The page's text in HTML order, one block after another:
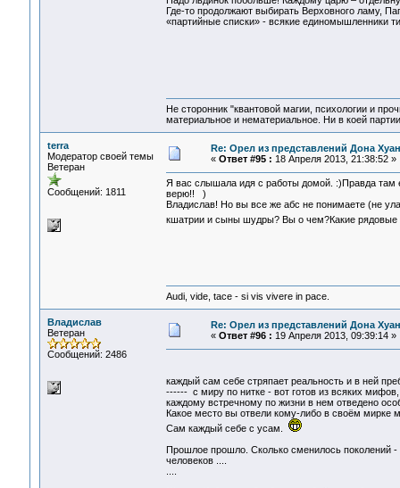
Где-то продолжают выбирать Верховного ламу,
«партийные списки» - всякие единомышленники
Не сторонник "квантовой магии, психологии и
материальное и нематериальное. Ни в коей
terra
Модератор своей темы
Ветеран
Сообщений: 1811
Re: Орел из представлений Дона
« Ответ #95 : 18 Апреля 2013, 21:38:52 »
Я вас слышала идя с работы домой. :)Правда там
верю!! )
Владислав! Но вы все же абс не понимаете (не
кшатрии и сыны шудры? Вы о чем?Какие рядовые
Audi, vide, tace - si vis vivere in pace.
Владислав
Ветеран
Сообщений: 2486
Re: Орел из представлений Дона
« Ответ #96 : 19 Апреля 2013, 09:39:14 »
каждый сам себе стряпает реальность и в ней
------ с миру по нитке - вот готов из всяких
каждому встречному по жизни в нем отведено
Какое место вы отвели кому-либо в своём мирке
Сам каждый себе с усам.
Прошлое прошло. Сколько сменилось поколений
человеков ....